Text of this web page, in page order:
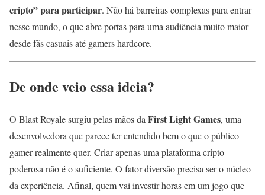
cripto” para participar. Não há barreiras complexas para entrar
nesse mundo, o que abre portas para uma audiência muito maior –
desde fãs casuais até gamers hardcore.
De onde veio essa ideia?
O Blast Royale surgiu pelas mãos da First Light Games, uma
desenvolvedora que parece ter entendido bem o que o público
gamer realmente quer. Criar apenas uma plataforma cripto
poderosa não é o suficiente. O fator diversão precisa ser o núcleo
da experiência. Afinal, quem vai investir horas em um jogo que